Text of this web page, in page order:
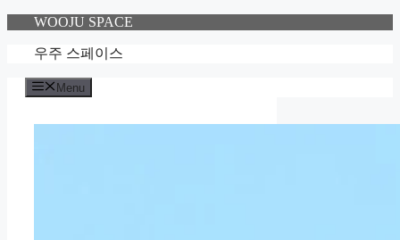
content
WOOJU SPACE
우주 스페이스
Menu